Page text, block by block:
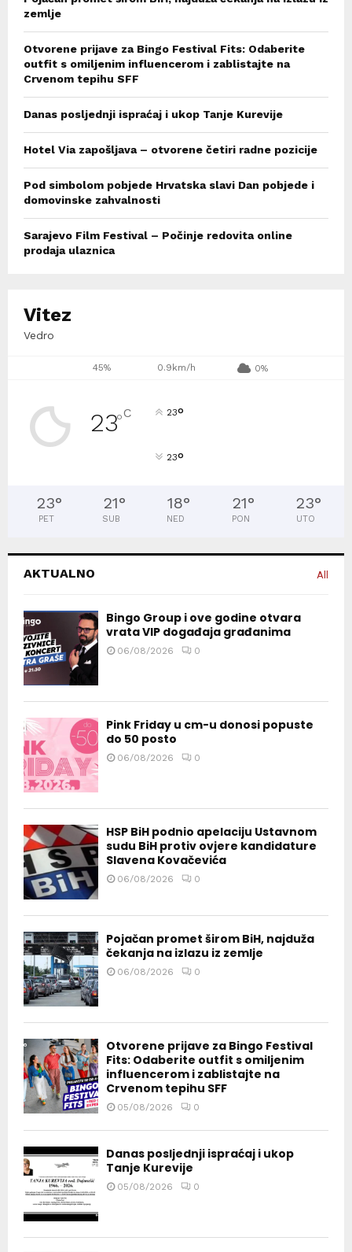
zemlje
Otvorene prijave za Bingo Festival Fits: Odaberite
outfit s omiljenim influencerom i zablistajte na
Crvenom tepihu SFF
Danas posljednji ispraćaj i ukop Tanje Kurevije
Hotel Via zapošljava – otvorene četiri radne pozicije
Pod simbolom pobjede Hrvatska slavi Dan pobjede i
domovinske zahvalnosti
Sarajevo Film Festival – Počinje redovita online
prodaja ulaznica
Vitez
Vedro
45% 0.9km/h 0%
23°C 23°
23°
23°
PET
21°
SUB
18°
NED
21°
PON
23°
UTO
AKTUALNO All
Bingo Group i ove godine otvara
vrata VIP događaja građanima
06/08/2026 0
Pink Friday u cm-u donosi popuste
do 50 posto
06/08/2026 0
HSP BiH podnio apelaciju Ustavnom
sudu BiH protiv ovjere kandidature
Slavena Kovačevića
06/08/2026 0
Pojačan promet širom BiH, najduža
čekanja na izlazu iz zemlje
06/08/2026 0
Otvorene prijave za Bingo Festival
Fits: Odaberite outfit s omiljenim
influencerom i zablistajte na
Crvenom tepihu SFF
05/08/2026 0
Danas posljednji ispraćaj i ukop
Tanje Kurevije
05/08/2026 0